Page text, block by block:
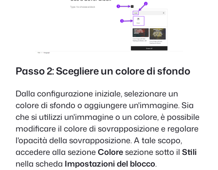
Passo 2: Scegliere un colore di sfondo
Dalla configurazione iniziale, selezionare un
colore di sfondo o aggiungere un'immagine. Sia
che si utilizzi un'immagine o un colore, è possibile
modificare il colore di sovrapposizione e regolare
l'opacità della sovrapposizione. A tale scopo,
accedere alla sezioneColoresezione sotto il Stili
nella scheda Impostazioni del blocco.